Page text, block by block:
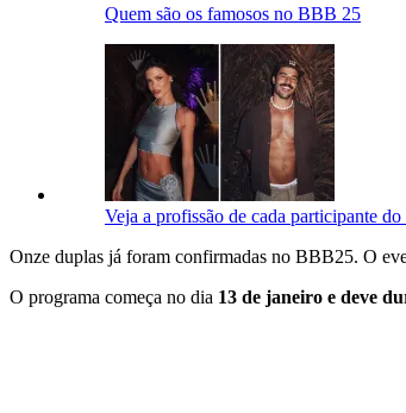
Quem são os famosos no BBB 25
Veja a profissão de cada participante
Onze duplas já foram confirmadas no BBB25. O
O programa começa no dia 13 de janeiro e deve